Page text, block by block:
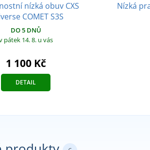
nízká obuv CXS
COMET S3S
DO 5 DNŮ
pátek 14. 8. u vás
1 100 Kč
DETAIL
Nízká